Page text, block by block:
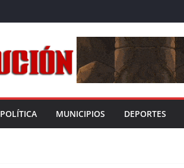
POLÍTICA MUNICIPIOS DEPORTES